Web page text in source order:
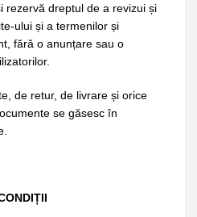
rezervă dreptul de a revizui și
ului și a termenilor și
fără o anunțare sau o
de retur, de livrare și orice
se găsesc în